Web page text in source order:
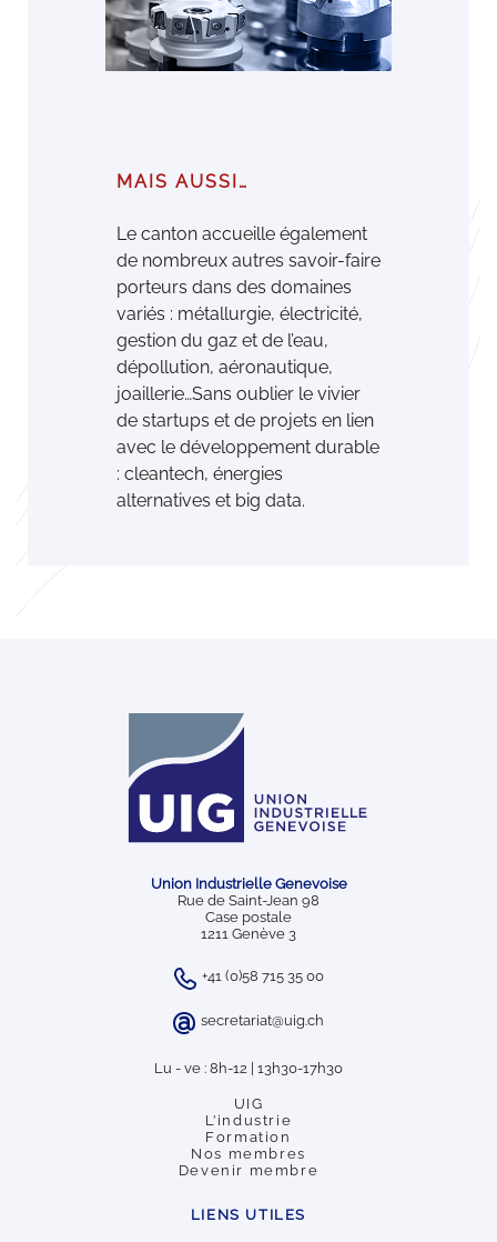
MAIS AUSSI…
Le canton accueille également
de nombreux autres savoir-faire
porteurs dans des domaines
variés : métallurgie, électricité,
gestion du gaz et de l’eau,
dépollution, aéronautique,
joaillerie…Sans oublier le vivier
de startups et de projets en lien
avec le développement durable
: cleantech, énergies
alternatives et big data.
Union Industrielle Genevoise
Rue de Saint-Jean 98
Case postale
1211 Genève 3
+41 (0)58 715 35 00
secretariat@uig.ch
Lu - ve : 8h-12 | 13h30-17h30
UIG
L’industrie
Formation
Nos membres
Devenir membre
LIENS UTILES